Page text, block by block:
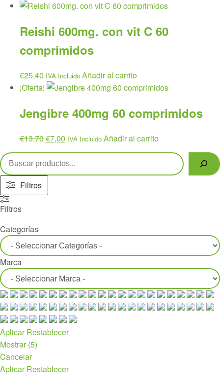
Reishi 600mg. con vit C 60
comprimidos
€25,40 IVA Incluido Añadir al carrito
¡Oferta!
Jengibre 400mg 60 comprimidos
€13,70El
precio
original
era:
€7,00 El
precio
actual
es:
IVA Incluido Añadir al carrito
Buscar
Filtros
Filtros
Categorías
Marca
Aplicar Restablecer
Mostrar(5)
Cancelar
Aplicar Restablecer